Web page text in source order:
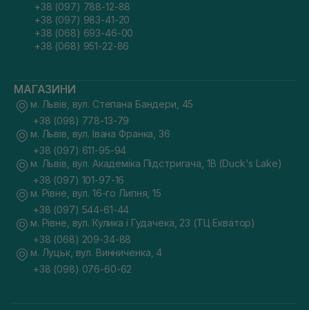
+38 (097) 788-12-88
+38 (097) 983-41-20
+38 (068) 693-46-00
+38 (068) 951-22-86
МАГАЗИНИ
м. Львів, вул. Степана Бандери, 45
+38 (098) 778-13-79
м. Львів, вул. Івана Франка, 36
+38 (097) 611-95-94
м. Львів, вул. Академіка Підстригача, 1В (Duck's Lake)
+38 (097) 101-97-16
м. Рівне, вул. 16-го Липня, 15
+38 (097) 544-61-44
м. Рівне, вул. Кулика і Гудачека, 23 (ТЦ Екватор)
+38 (068) 209-34-88
м. Луцьк, вул. Винниченка, 4
+38 (098) 076-60-62